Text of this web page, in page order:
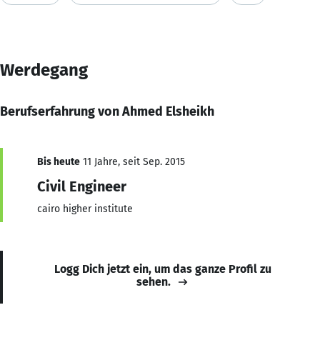
Werdegang
Berufserfahrung von Ahmed Elsheikh
Bis heute 11 Jahre, seit Sep. 2015
Civil Engineer
cairo higher institute
Logg Dich jetzt ein, um das ganze Profil zu
sehen.